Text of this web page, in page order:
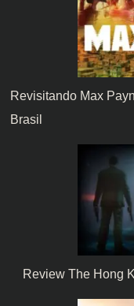
Revisitando Max
Brasil
Review The Hong